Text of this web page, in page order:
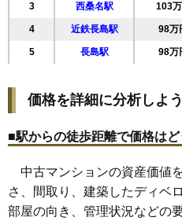
3 西桑名駅 103
4 近鉄長島駅 98万
5 長島駅 98万
価格を詳細に分析しよう
■駅からの徒歩距離で価格はど
中古マンションの資産価値
さ、間取り、建築したディベ
部屋の向き、管理状況などの